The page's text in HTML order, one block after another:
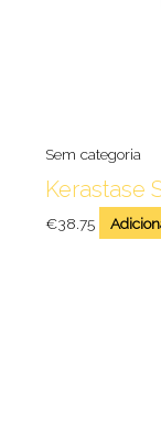
Sem categoria
Kerastase
€38.75